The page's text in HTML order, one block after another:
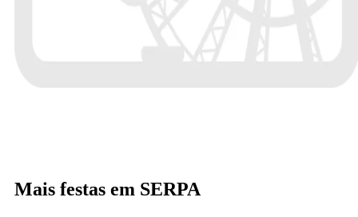
Mais festas em SERPA